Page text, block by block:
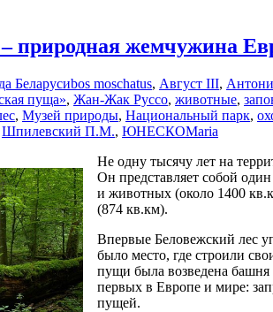
природная жемчужина
Беларусиbos moschatus, Август III,
пуща», Жан-Жак Руссо, животные,
, Музей природы, Национальный парк,
Шпилевский П.М., ЮНЕСКОMaria
Не одну тысячу лет на
Он представляет собой
и животных (около 1400
(874 кв.км).
Впервые Беловежский лес
было место, где строили
пущи была возведена башня
первых в Европе и мире:
пущей.